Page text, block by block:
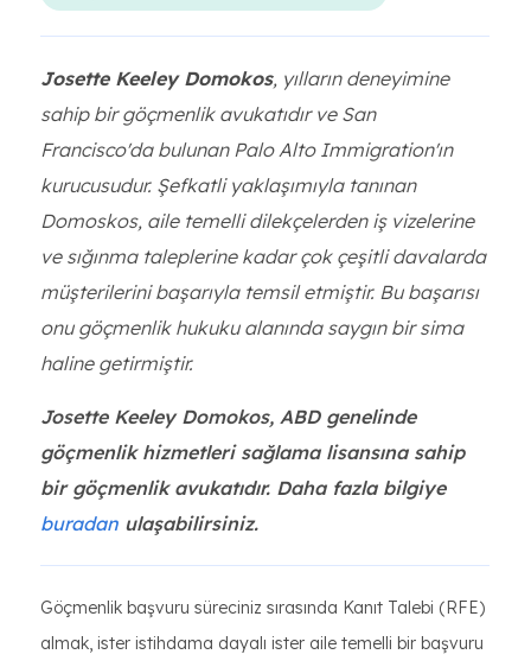
Josette Keeley Domokos, yılların deneyimine
sahip bir göçmenlik avukatıdır ve San
Francisco'da bulunan Palo Alto Immigration'ın
kurucusudur. Şefkatli yaklaşımıyla tanınan
Domoskos, aile temelli dilekçelerden iş vizelerine
ve sığınma taleplerine kadar çok çeşitli davalarda
müşterilerini başarıyla temsil etmiştir. Bu başarısı
onu göçmenlik hukuku alanında saygın bir sima
haline getirmiştir.
Josette Keeley Domokos, ABD genelinde
göçmenlik hizmetleri sağlama lisansına sahip
bir göçmenlik avukatıdır. Daha fazla bilgiye
buradan ulaşabilirsiniz.
Göçmenlik başvuru süreciniz sırasında Kanıt Talebi (RFE)
almak, ister istihdama dayalı ister aile temelli bir başvuru